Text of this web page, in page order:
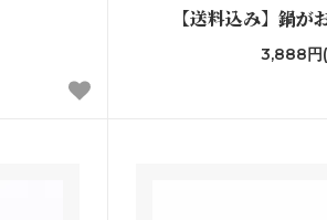
【送料込み】鍋
3,888円